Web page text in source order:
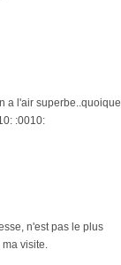
a l'air superbe..quoique
:0010:
n'est pas le plus
visite.